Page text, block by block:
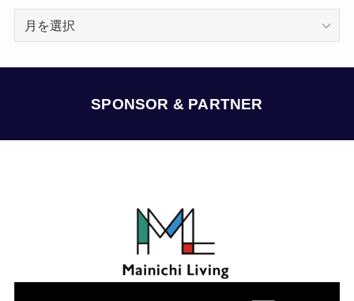
SPONSOR & PARTNER